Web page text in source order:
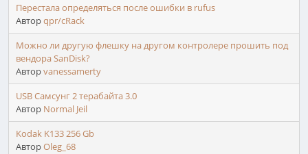
Перестала определяться после ошибки в rufus
Авторqpr/cRack
Можно ли другую флешку на другом контролере прошить под
вендора SanDisk?
Авторvanessamerty
USB Самсунг 2 терабайта 3.0
Автор Normal Jeil
Kodak K133 256 Gb
АвторOleg_68